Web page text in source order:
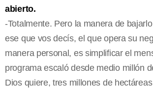
abierto.
-Totalmente. Pero la manera de
ese que vos decís, el que opera su
manera personal, es simplificar el
programa escaló desde medio millón
Dios quiere, tres millones de